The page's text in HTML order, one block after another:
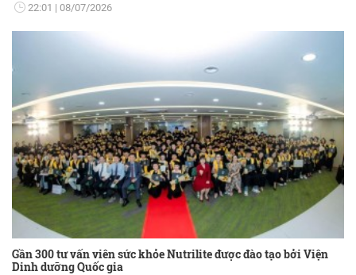
22:01 08/07/2026
Gần 300 tư vấn viên sức khỏe Nutrilite được đào tạo bởi Viện
Dinh dưỡng Quốc gia